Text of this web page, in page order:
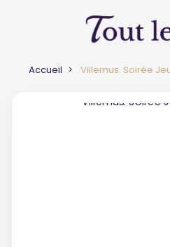
Accueil Villemus. Soirée